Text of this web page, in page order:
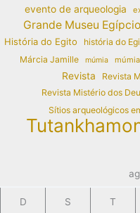
evento de arqueologia
Grande Museu Egípcio
História do Egito
história do
Márcia Jamille múmia
Revista
Revista
Revista Mistério dos
Sítios arqueológicos
D S T